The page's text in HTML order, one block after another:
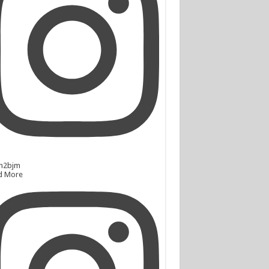
More